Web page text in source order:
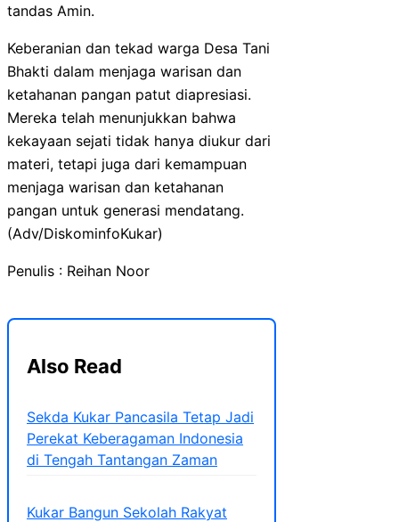
tandas Amin.
Keberanian dan tekad warga Desa Tani
Bhakti dalam menjaga warisan dan
ketahanan pangan patut diapresiasi.
Mereka telah menunjukkan bahwa
kekayaan sejati tidak hanya diukur dari
materi, tetapi juga dari kemampuan
menjaga warisan dan ketahanan
pangan untuk generasi mendatang.
(Adv/DiskominfoKukar)
Penulis : Reihan Noor
Also Read
Sekda Kukar Pancasila Tetap Jadi
Perekat Keberagaman Indonesia
di Tengah Tantangan Zaman
Kukar Bangun Sekolah Rakyat